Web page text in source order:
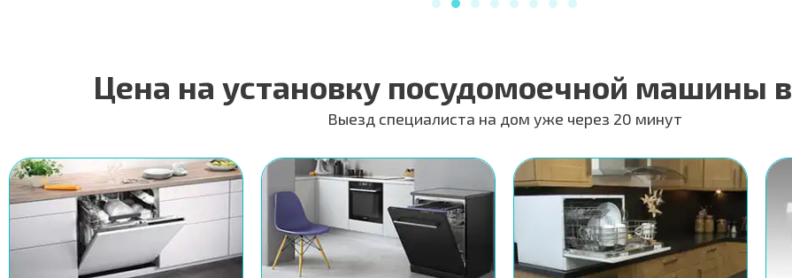
Цена на установку посудомоечной машины
Выезд специалиста на дом уже через 20 минут